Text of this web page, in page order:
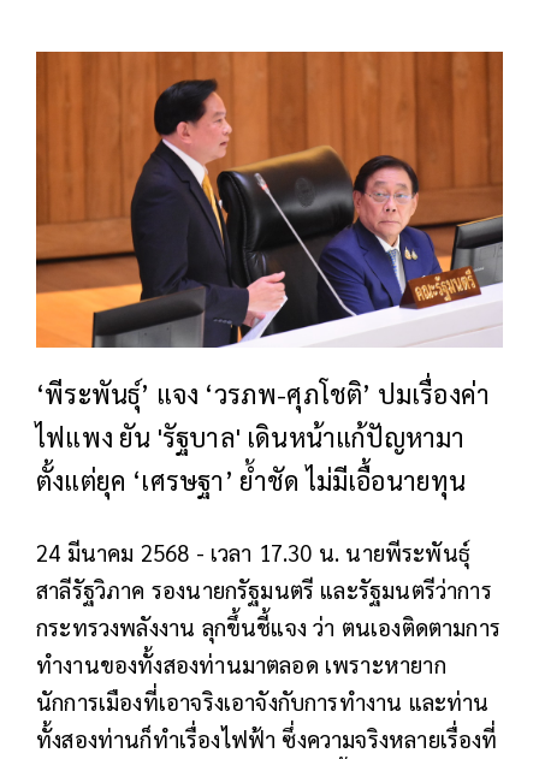
‘พีระพันธุ์’ แจง ‘วรภพ-ศุภโชติ’ ปมเรื่องค่า
ไฟแพง ยัน 'รัฐบาล' เดินหน้าแก้ปัญหามา
ตั้งแต่ยุค ‘เศรษฐา’ ย้ำชัด ไม่มีเอื้อนายทุน
24 มีนาคม 2568 - เวลา 17.30 น. นายพีระพันธุ์
สาลีรัฐวิภาค รองนายกรัฐมนตรี และรัฐมนตรีว่าการ
กระทรวงพลังงาน ลุกขึ้นชี้แจง ว่า ตนเองติดตามการ
ทำงานของทั้งสองท่านมาตลอด เพราะหายาก
นักการเมืองที่เอาจริงเอาจังกับการทำงาน และท่าน
ทั้งสองท่านก็ทำเรื่องไฟฟ้า ซึ่งความจริงหลายเรื่องที่